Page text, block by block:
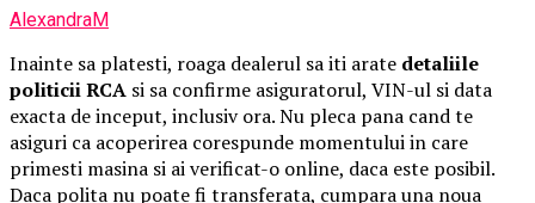
AlexandraM
Inainte sa platesti, roaga dealerul sa iti arate detaliile
politicii RCA si sa confirme asiguratorul, VIN-ul si data
exacta de inceput, inclusiv ora. Nu pleca pana cand te
asiguri ca acoperirea corespunde momentului in care
primesti masina si ai verificat-o online, daca este posibil.
Daca polita nu poate fi transferata, cumpara una noua